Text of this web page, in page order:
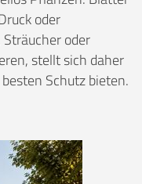
oder
oder
stellt sich daher
Schutz bieten.